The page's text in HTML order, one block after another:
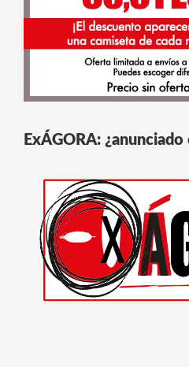
ExÁGORA: